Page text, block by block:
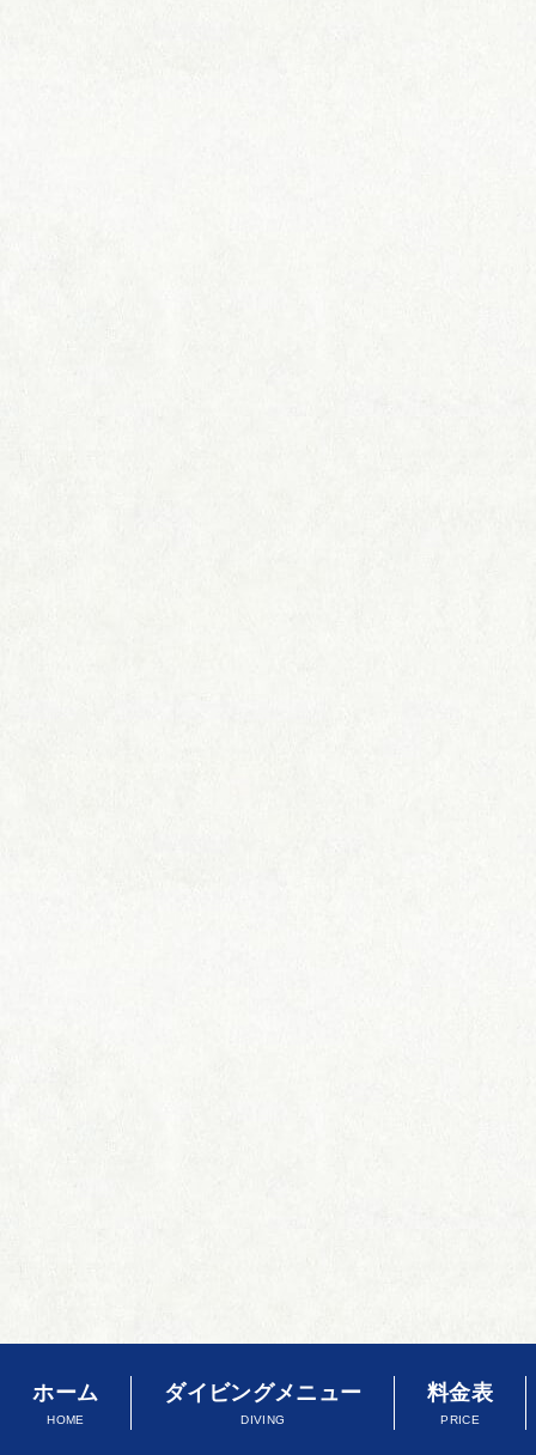
ホーム
HOME
ダイビングメニュー
DIVING
料金表
PRICE